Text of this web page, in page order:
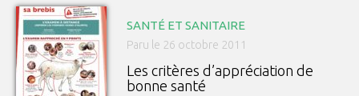
SANTÉ ET SANITAIRE
Paru le 26 octobre 2011
Les critères d’appréciation de
bonne santé